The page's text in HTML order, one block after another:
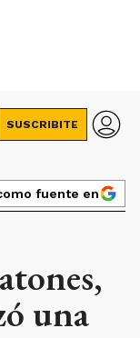
SUSCRIBITE
fuente en
una